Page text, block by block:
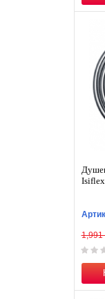
1,991